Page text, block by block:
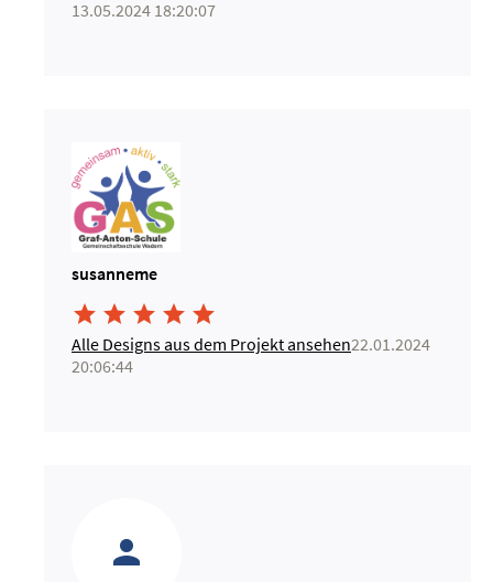
13.05.2024 18:20:07
susanneme
    
Alle Designs aus dem Projekt ansehen22.01.2024
20:06:44